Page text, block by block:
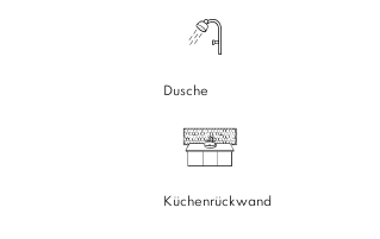
Dusche
Küchenrückwand